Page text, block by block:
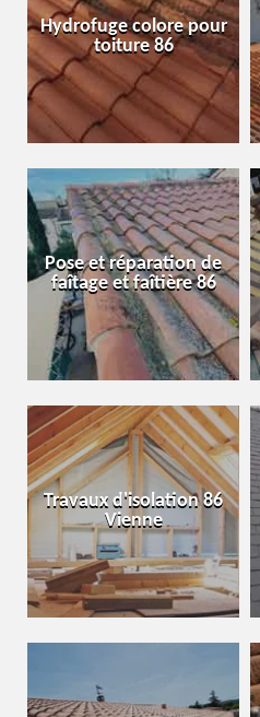
Hydrofuge colore pour
toiture 86
Pose et réparation de
faîtage et faîtière 86
Travaux d'isolation 86
Vienne